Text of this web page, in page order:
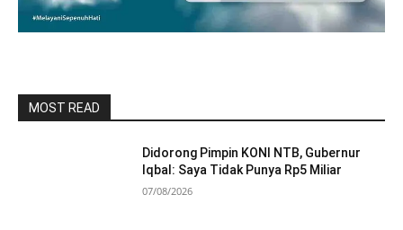
MOST READ
Didorong Pimpin KONI NTB, Gubernur
Iqbal: Saya Tidak Punya Rp5 Miliar
07/08/2026